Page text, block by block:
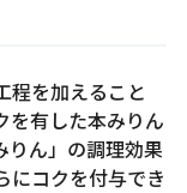
程を加えること
を有した本みりん
りん」の調理効果
にコクを付与でき